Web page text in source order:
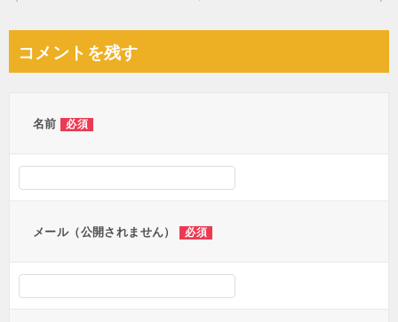
ビ
コメントを残す
名前 必須
メール（公開されません） 必須